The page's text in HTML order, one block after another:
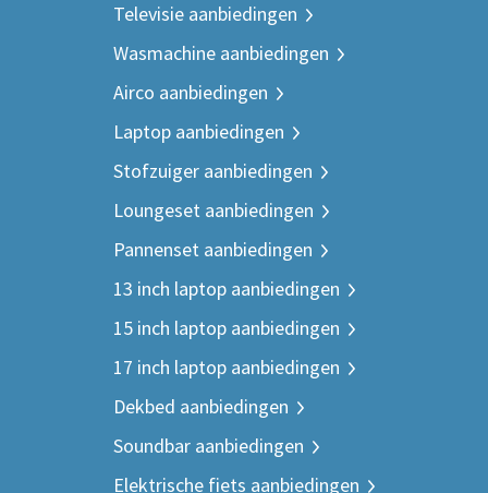
Televisie aanbiedingen
Wasmachine aanbiedingen
Airco aanbiedingen
Laptop aanbiedingen
Stofzuiger aanbiedingen
Loungeset aanbiedingen
Pannenset aanbiedingen
13 inch laptop aanbiedingen
15 inch laptop aanbiedingen
17 inch laptop aanbiedingen
Dekbed aanbiedingen
Soundbar aanbiedingen
Elektrische fiets aanbiedingen